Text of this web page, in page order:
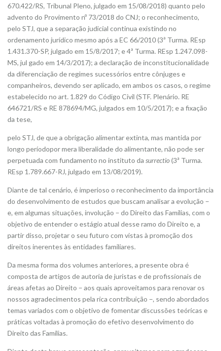
670.422/RS, Tribunal Pleno, julgado em 15/08/2018) quanto pelo
advento do Provimento nº 73/2018 do CNJ; o reconhecimento,
pelo STJ, que a separação judicial continua existindo no
ordenamento jurídico mesmo após a EC 66/2010 (3ª Turma. REsp
1.431.370-SP, julgado em 15/8/2017; e 4ª Turma. REsp 1.247.098-
MS, jul gado em 14/3/2017); a declaração de inconstitucionalidade
da diferenciação de regimes sucessórios entre cônjuges e
companheiros, devendo ser aplicado, em ambos os casos, o regime
estabelecido no art. 1.829 do Código Civil (STF. Plenário. RE
646721/RS e RE 878694/MG, julgados em 10/5/2017); e a fixação
da tese,
pelo STJ, de que a obrigação alimentar extinta, mas mantida por
longo períodopor mera liberalidade do alimentante, não pode ser
perpetuada com fundamento no instituto da surrectio(3ª Turma.
REsp 1.789.667-RJ, julgado em 13/08/2019).
Diante de tal cenário, é imperioso o reconhecimento da importância
do desenvolvimento de estudos que buscam analisar a evolução −
e, em algumas situações, involução − do Direito das Famílias, com o
objetivo de entender o estágio atual desse ramo do Direito e, a
partir disso, projetar o seu futuro com vistas à promoção dos
direitos inerentes às entidades familiares.
Da mesma forma dos volumes anteriores, a presente obra é
composta de artigos de autoria de juristas e de profissionais de
áreas afetas ao Direito − aos quais aproveitamos para renovar os
nossos agradecimentos pela rica contribuição −, sendo abordados
temas variados com o objetivo de fomentar discussões teóricas e
práticas voltadas à promoção do efetivo desenvolvimento do
Direito das Famílias.